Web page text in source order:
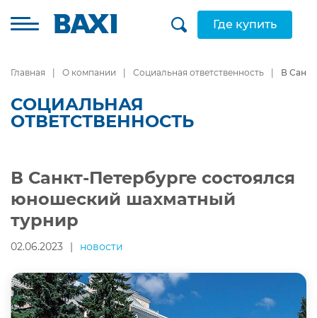
Где купить
Главная О компании Социальная ответственность В
СОЦИАЛЬНАЯ
ОТВЕТСТВЕННОСТЬ
В Санкт-Петербурге состоялся
юношеский шахматный
турнир
02.06.2023 | новости